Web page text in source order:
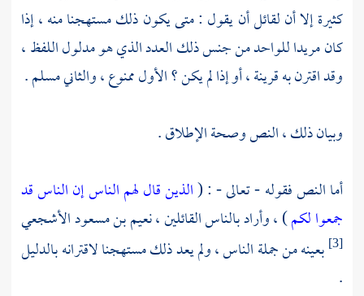
كثيرة إلا أن لقائل أن يقول : متى يكون ذلك مستهجنا منه ، إذا
كان مريدا للواحد من جنس ذلك العدد الذي هو مدلول اللفظ ،
وقد اقترن به قرينة ، أو إذا لم يكن ؟ الأول ممنوع ، والثاني مسلم .
وبيان ذلك ، النص وصحة الإطلاق .
أما النص فقوله - تعالى - : (الذين قال لهم الناس إن الناس قد
جمعوا لكم) ، وأراد بالناس القائلين ،نعيم بن مسعود الأشجعي
[3]
بعينه من جملة الناس ، ولم يعد ذلك مستهجنا لاقترانه بالدليل
.